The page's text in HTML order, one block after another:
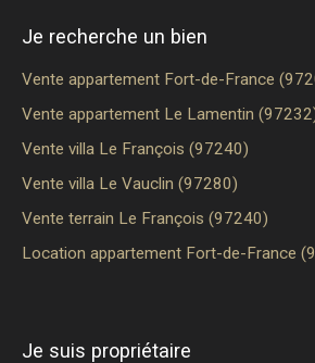
Je recherche un bien
Vente appartement Fort-de-France
Vente appartement Le Lamentin
Vente villa Le François (97240)
Vente villa Le Vauclin (97280)
Vente terrain Le François (97240)
Location appartement Fort-de-France
Je suis propriétaire